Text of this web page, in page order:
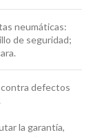
neumáticas:
de seguridad;
defectos
la garantía,